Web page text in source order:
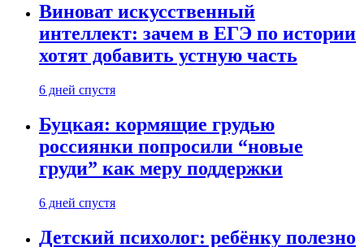
Виноват искусственный
интеллект: зачем в ЕГЭ по истории
хотят добавить устную часть
6 дней спустя
Буцкая: кормящие грудью
россиянки попросили “новые
груди” как меру поддержки
6 дней спустя
Детский психолог: ребёнку полезно